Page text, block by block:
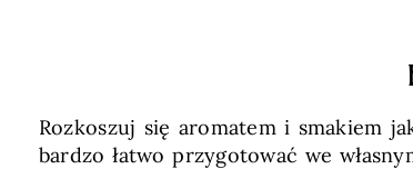
Rozkoszuj się aromatem i smakiem
bardzo łatwo przygotować we